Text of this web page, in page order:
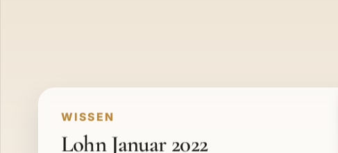
WISSEN
Lohn Januar 2022